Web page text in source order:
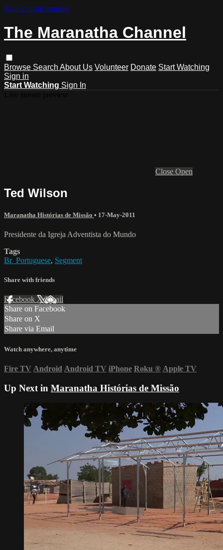
Skip to main content
The Maranatha Channel
Browse Search About Us Volunteer Donate Start Watching
Sign in
Start Watching Sign In
Close Open
Ted Wilson
Maranatha Histórias de Missão • 17-May-2011
Presidente da Igreja Adventista do Mundo
Tags
Br_Portuguese, Segment
Share with friends
Facebook XEmail
Share on Facebook
Share on X
Share via Email
Watch anywhere, anytime
Fire TV Android Android TV iPhone Roku ® Apple TV
Up Next in Maranatha Histórias de Missão